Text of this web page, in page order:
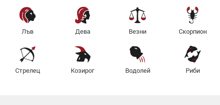
Лъв Дева Везни Скорпион
Стрелец Козирог Водолей Риби